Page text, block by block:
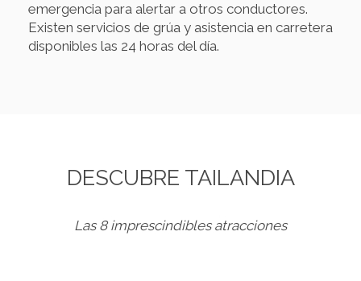
emergencia para alertar a otros conductores.
Existen servicios de grúa y asistencia en carretera
disponibles las 24 horas del día.
DESCUBRE TAILANDIA
Las 8 imprescindibles atracciones